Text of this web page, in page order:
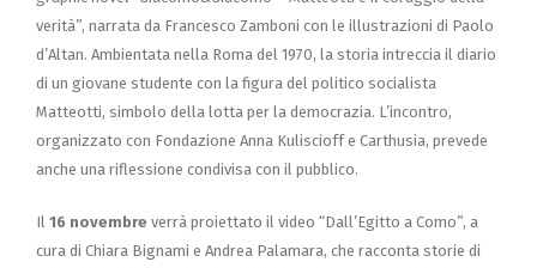
verità”, narrata da Francesco Zamboni con le illustrazioni di Paolo
d’Altan. Ambientata nella Roma del 1970, la storia intreccia il diario
di un giovane studente con la figura del politico socialista
Matteotti, simbolo della lotta per la democrazia. L’incontro,
organizzato con Fondazione Anna Kuliscioff e Carthusia, prevede
anche una riflessione condivisa con il pubblico.
Il 16 novembre verrà proiettato il video “Dall’Egitto a Como”, a
cura di Chiara Bignami e Andrea Palamara, che racconta storie di